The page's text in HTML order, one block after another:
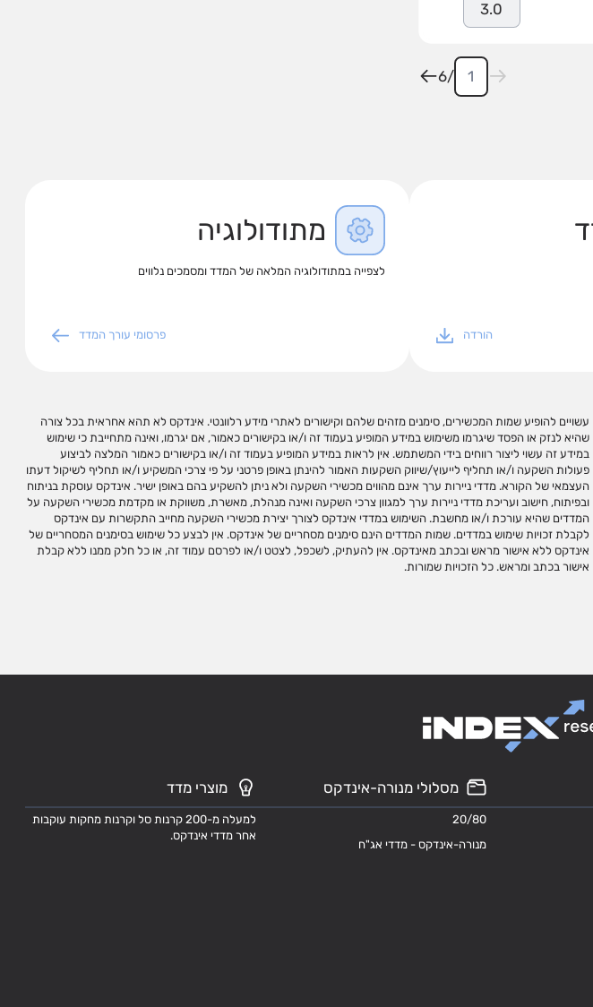
3.0
/
6
הורדה
מתודולוגיה
לצפייה במתודולוגיה המלאה של המדד ומסמכים נלווים
פרסומי עורך המדד
אישור בכתב ומראש. כל הזכויות שמורות.
מסלולי מנורה-אינדקס
20/80
מנורה-אינדקס - מדדי אג"ח
מוצרי מדד
למעלה מ-200 קרנות סל וקרנות מחקות עוקבות
אחר מדדי אינדקס.